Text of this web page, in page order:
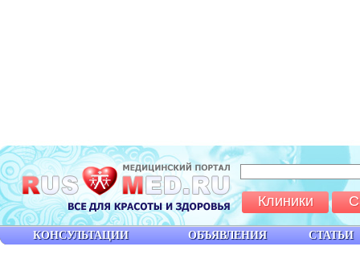
КОНСУЛЬТАЦИИ ОБЪЯВЛЕНИЯ СТАТЬИ
Клиники